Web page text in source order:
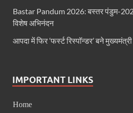
Lok Sabha 5G
Bastar Pandum 2026: बस्तर पंडुम-
विशेष अभिनंदन
आपदा में फिर ‘फर्स्ट रिस्पॉन्डर’ बने
IMPORTANT LINKS
Home